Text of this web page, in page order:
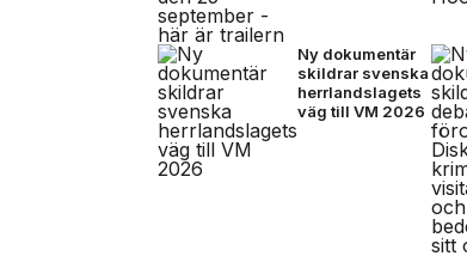
Ny dokumentär
skildrar svenska
herrlandslagets
väg till VM 2026